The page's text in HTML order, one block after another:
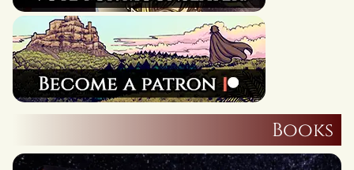
Books